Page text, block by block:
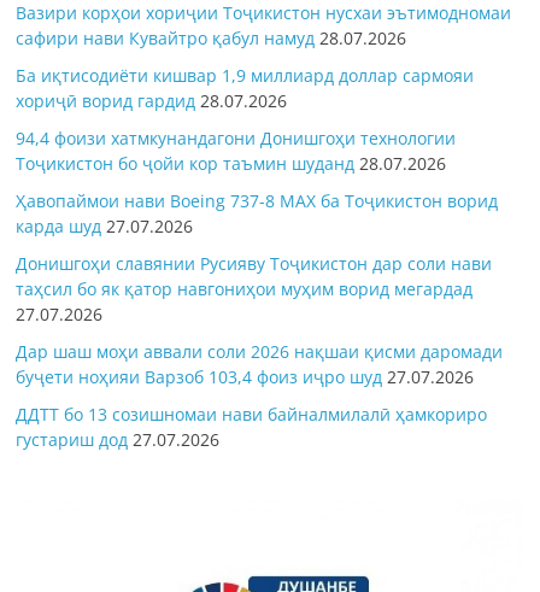
Вазири корҳои хориҷии Тоҷикистон нусхаи эътимодномаи
сафири нави Кувайтро қабул намуд 28.07.2026
Ба иқтисодиёти кишвар 1,9 миллиард доллар сармояи
хориҷӣ ворид гардид 28.07.2026
94,4 фоизи хатмкунандагони Донишгоҳи технологии
Тоҷикистон бо ҷойи кор таъмин шуданд 28.07.2026
Ҳавопаймои нави Boeing 737-8 MAX ба Тоҷикистон ворид
карда шуд 27.07.2026
Донишгоҳи славянии Русияву Тоҷикистон дар соли нави
таҳсил бо як қатор навгониҳои муҳим ворид мегардад
27.07.2026
Дар шаш моҳи аввали соли 2026 нақшаи қисми даромади
буҷети ноҳияи Варзоб 103,4 фоиз иҷро шуд 27.07.2026
ДДТТ бо 13 созишномаи нави байналмилалӣ ҳамкориро
густариш дод 27.07.2026